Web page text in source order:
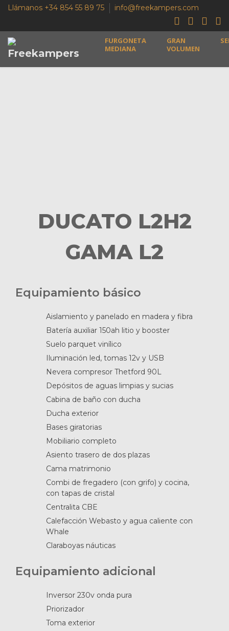
Llámanos +34 854 55 89 75 info@freekampers.com
FURGONETA
MEDIANA
GRAN
VOLUMEN
DUCATO L2H2
GAMA L2
Equipamiento básico
Aislamiento y panelado en madera y fibra
Batería auxiliar 150ah litio y booster
Suelo parquet vinílico
Iluminación led, tomas 12v y USB
Nevera compresor Thetford 90L
Depósitos de aguas limpias y sucias
Cabina de baño con ducha
Ducha exterior
Bases giratorias
Mobiliario completo
Asiento trasero de dos plazas
Cama matrimonio
Combi de fregadero (con grifo) y cocina,
con tapas de cristal
Centralita CBE
Calefacción Webasto y agua caliente con
Whale
Claraboyas náuticas
Equipamiento adicional
Inversor 230v onda pura
Priorizador
Toma exterior